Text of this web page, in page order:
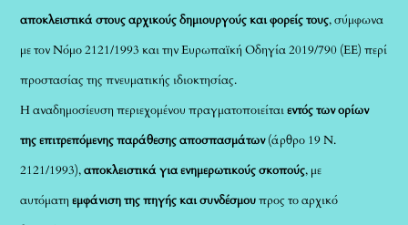
αποκλειστικά στους αρχικούς δημιουργούς και φορείς τους, σύμφωνα
με τον Νόμο 2121/1993 και την Ευρωπαϊκή Οδηγία 2019/790 (ΕΕ) περί
προστασίας της πνευματικής ιδιοκτησίας.
Η αναδημοσίευση περιεχομένου πραγματοποιείταιεντός των ορίων
της επιτρεπόμενης παράθεσης αποσπασμάτων(άρθρο 19 Ν.
2121/1993),αποκλειστικά για ενημερωτικούς σκοπούς, με
αυτόματηεμφάνιση της πηγής και συνδέσμουπρος το αρχικό